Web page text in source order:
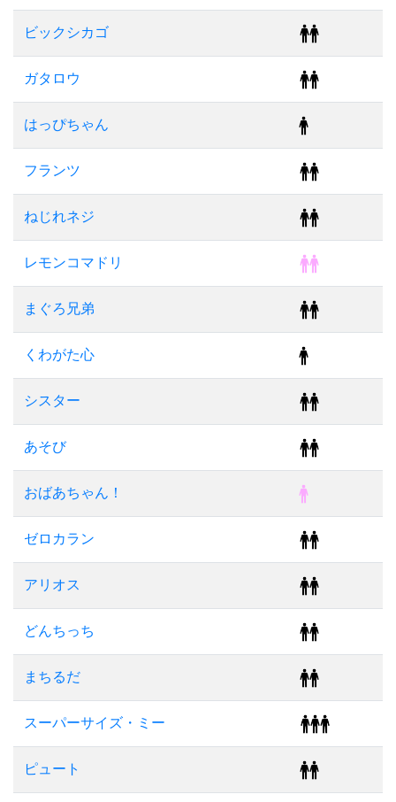
ビックシカゴ
ガタロウ
はっぴちゃん
フランツ
ねじれネジ
レモンコマドリ
まぐろ兄弟
くわがた心
シスター
あそび
おばあちゃん！
ゼロカラン
アリオス
どんちっち
まちるだ
スーパーサイズ・ミー
ピュート